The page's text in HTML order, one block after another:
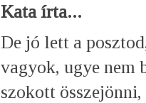
Kataírta...
De jó lett a
vagyok, ugye nem
szokott